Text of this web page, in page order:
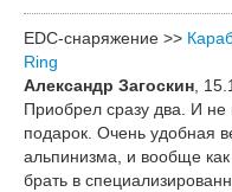
EDC-снаряжение >>
Ring
Александр Загоскин ,
Приобрел сразу два. И не
подарок. Очень удобная
альпинизма, и вообще
брать в